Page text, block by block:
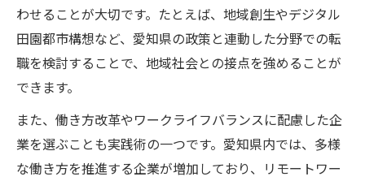
わせることが大切です。たとえば、地域創生やデジタル
田園都市構想など、愛知県の政策と連動した分野での転
職を検討することで、地域社会との接点を強めることが
できます。
また、働き方改革やワークライフバランスに配慮した企
業を選ぶことも実践術の一つです。愛知県内では、多様
な働き方を推進する企業が増加しており、リモートワー